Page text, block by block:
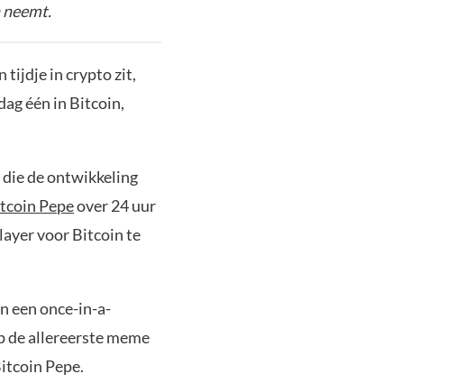
tijdje in crypto zit,
één in Bitcoin,
de ontwikkeling
Pepeover 24 uur
voor Bitcoin te
een once-in-a-
de allereerste meme
Pepe.